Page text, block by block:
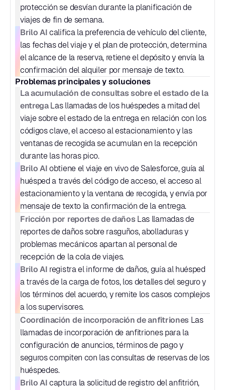
protección se desvían durante la planificación de
viajes de fin de semana.
Brilo AI califica la preferencia de vehículo del cliente,
las fechas del viaje y el plan de protección, determina
el alcance de la reserva, retiene el depósito y envía la
confirmación del alquiler por mensaje de texto.
Problemas principales y soluciones
La acumulación de consultas sobre el estado de la
entrega Las llamadas de los huéspedes a mitad del
viaje sobre el estado de la entrega en relación con los
códigos clave, el acceso al estacionamiento y las
ventanas de recogida se acumulan en la recepción
durante las horas pico.
Brilo AI obtiene el viaje en vivo de Salesforce, guía al
huésped a través del código de acceso, el acceso al
estacionamiento y la ventana de recogida, y envía por
mensaje de texto la confirmación de la entrega.
Fricción por reportes de daños Las llamadas de
reportes de daños sobre rasguños, abolladuras y
problemas mecánicos apartan al personal de
recepción de la cola de viajes.
Brilo AI registra el informe de daños, guía al huésped
a través de la carga de fotos, los detalles del seguro y
los términos del acuerdo, y remite los casos complejos
a los supervisores.
Coordinación de incorporación de anfitriones Las
llamadas de incorporación de anfitriones para la
configuración de anuncios, términos de pago y
seguros compiten con las consultas de reservas de los
huéspedes.
Brilo AI captura la solicitud de registro del anfitrión,